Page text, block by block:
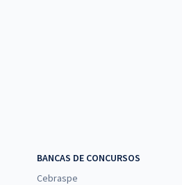
BANCAS DE CONCURSOS
Cebraspe